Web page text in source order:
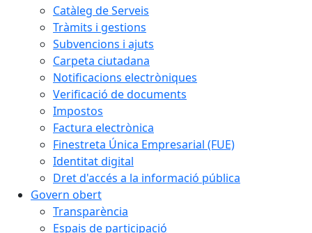
Catàleg de Serveis
Tràmits i gestions
Subvencions i ajuts
Carpeta ciutadana
Notificacions electròniques
Verificació de documents
Impostos
Factura electrònica
Finestreta Única Empresarial (FUE)
Identitat digital
Dret d'accés a la informació pública
Govern obert
Transparència
Espais de participació